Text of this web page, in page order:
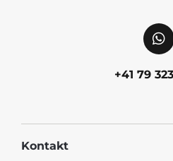
+41 79
Kontakt